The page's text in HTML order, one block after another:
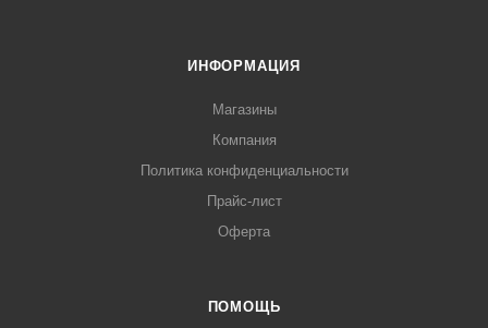
ИНФОРМАЦИЯ
Магазины
Компания
Политика конфиденциальности
Прайс-лист
Оферта
ПОМОЩЬ